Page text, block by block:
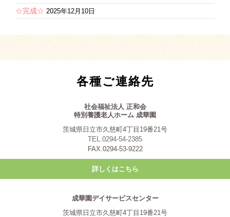
☆完成☆ 2025年12月10日
各種ご連絡先
社会福祉法人 正和会
特別養護老人ホーム 成華園
茨城県日立市久慈町4丁目19番21号
TEL.0294-54-2385
FAX.0294-53-9222
詳しくはこちら
成華園デイサービスセンター
茨城県日立市久慈町4丁目19番21号